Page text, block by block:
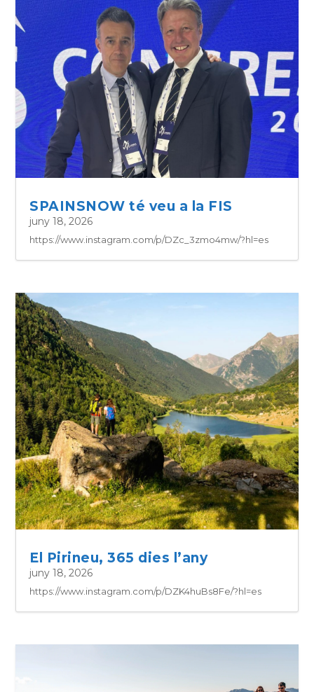
SPAINSNOW té veu a la FIS
juny 18, 2026
https://www.instagram.com/p/DZc_3zmo4mw/?hl=es
El Pirineu, 365 dies l’any
juny 18, 2026
https://www.instagram.com/p/DZK4huBs8Fe/?hl=es